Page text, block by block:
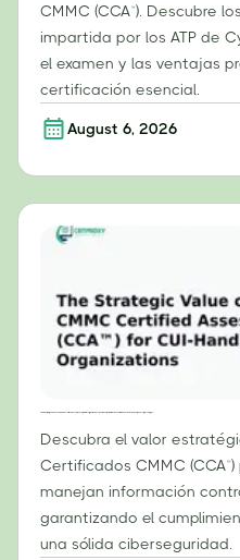
CMMC (CCA™). Descubre
impartida por los ATP de
el examen y las ventajas
certificación esencial.
August 6, 2026
Descubra el valor
Certificados CMMC
manejan información
garantizando el
una sólida ciberseguridad.